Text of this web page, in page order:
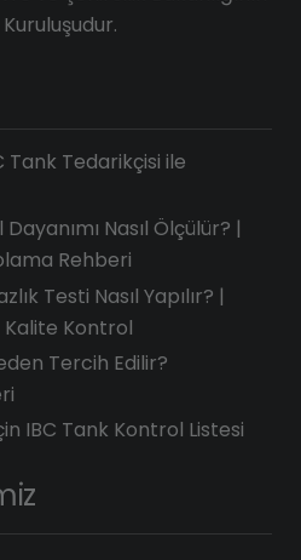
Tank Tedarikçisi ile
Nasıl Ölçülür? |
Rehberi
Testi Nasıl Yapılır? |
Kontrol
Tercih Edilir?
IBC Tank Kontrol Listesi